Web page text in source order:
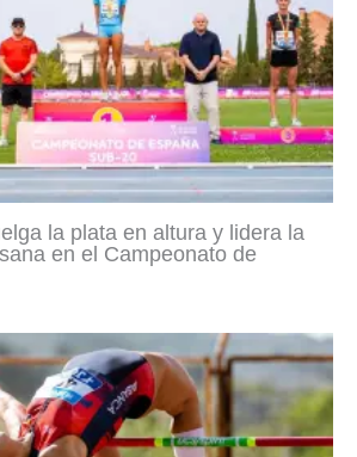
la plata en altura y lidera la
en el Campeonato de